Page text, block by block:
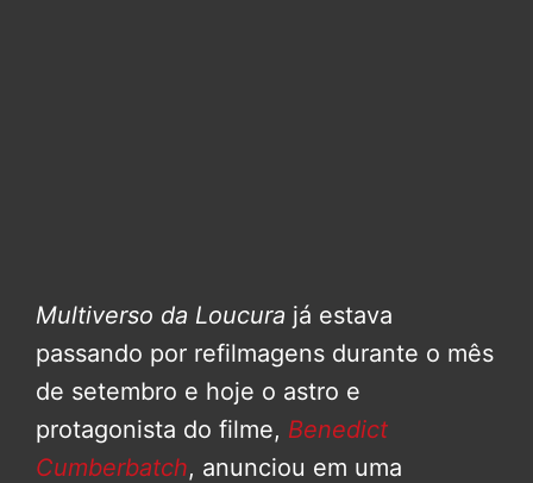
Multiverso da Loucura já estava
passando por refilmagens durante o mês
de setembro e hoje o astro e
protagonista do filme, Benedict
Cumberbatch, anunciou em uma